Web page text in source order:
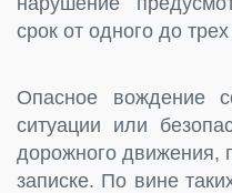
срок от одного до
Опасное вождение
ситуации или
дорожного движения,
записке. По вине